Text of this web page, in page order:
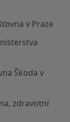
v Praze
Škoda v
zdravotní